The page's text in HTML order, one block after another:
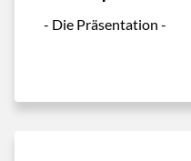
- Die Präsentation -